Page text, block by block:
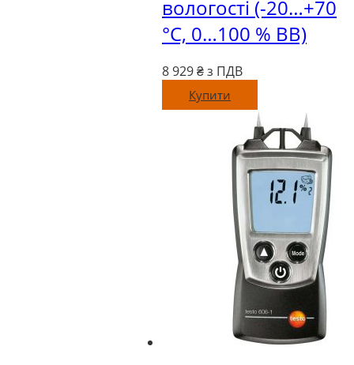
вологості (-20…+70
°C, 0…100 % ВВ)
8 929₴ з ПДВ
Купити